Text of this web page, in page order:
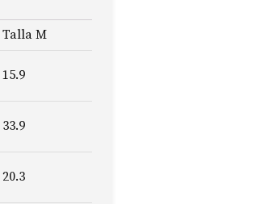
Talla M
15.9
33.9
20.3